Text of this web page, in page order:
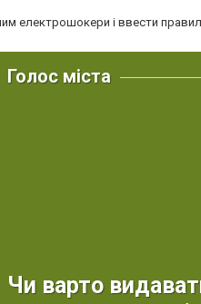
електрошокери і ввести
Голос міста
Чи варто